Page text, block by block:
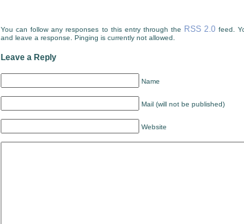
You can follow any responses to this entry through the RSS 2.0 feed.
and leave a response. Pinging is currently not allowed.
Leave a Reply
Name
Mail (will not be published)
Website